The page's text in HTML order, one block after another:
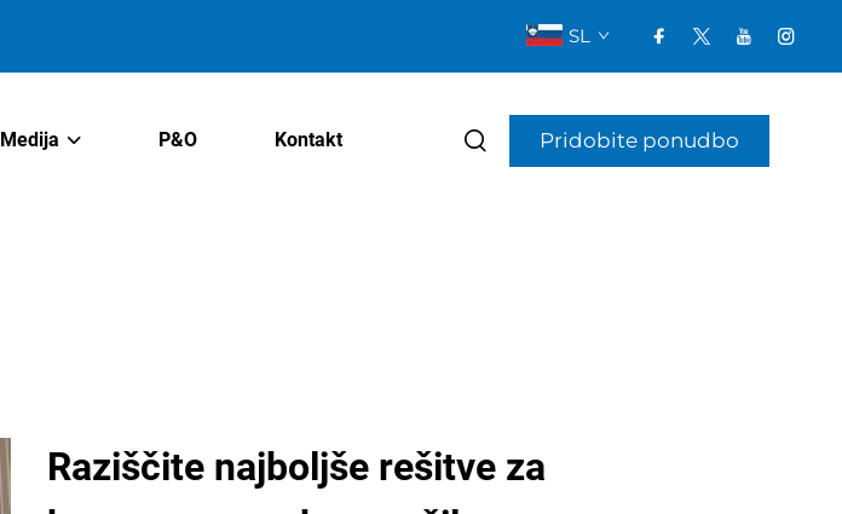
SL
Medija P&O Kontakt Pridobite ponudbo
Raziščite najboljše rešitve za